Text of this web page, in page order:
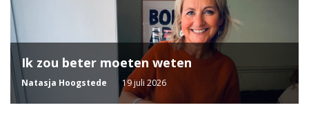
Ik zou beter moeten weten
Natasja Hoogstede 19 juli 2026